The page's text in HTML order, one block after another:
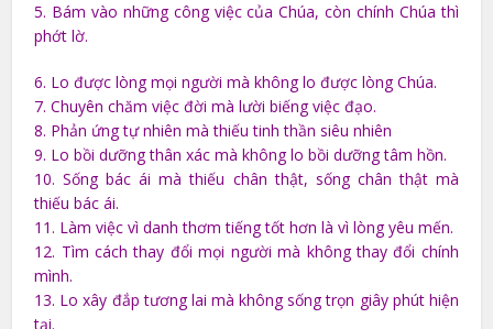
5. Bám vào những công việc của Chúa, còn chính Chúa thì
phớt lờ.
6. Lo được lòng mọi người mà không lo được lòng Chúa.
7. Chuyên chăm việc đời mà lười biếng việc đạo.
8. Phản ứng tự nhiên mà thiếu tinh thần siêu nhiên
9. Lo bồi dưỡng thân xác mà không lo bồi dưỡng tâm hồn.
10. Sống bác ái mà thiếu chân thật, sống chân thật mà
thiếu bác ái.
11. Làm việc vì danh thơm tiếng tốt hơn là vì lòng yêu mến.
12. Tìm cách thay đổi mọi người mà không thay đổi chính
mình.
13. Lo xây đắp tương lai mà không sống trọn giây phút hiện
tại.